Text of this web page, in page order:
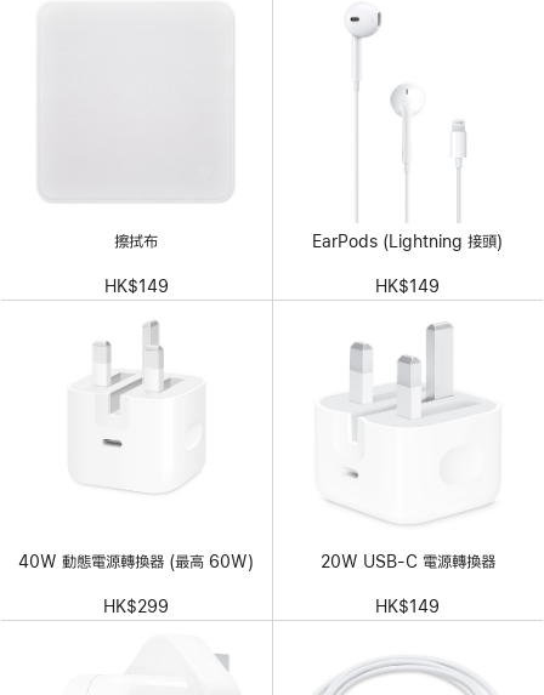
擦拭布
HK$149
EarPods (Lightning 接頭)
HK$149
40W 動態電源轉換器 (最高 60W)
HK$299
20W USB-C 電源轉換器
HK$149